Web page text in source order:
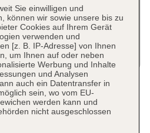
Sie einwilligen und
können wir sowie unsere bis zu
Cookies auf Ihrem Gerät
verwenden und
[z. B. IP-Adresse] von Ihnen
um Ihnen auf oder neben
Werbung und Inhalte
und Analysen
auch ein Datentransfer in
sein, wo vom EU-
werden kann und
nicht ausgeschlossen